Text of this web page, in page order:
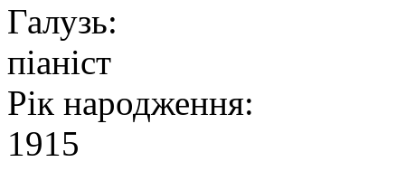
Галузь:
піаніст
Рік народження:
1915